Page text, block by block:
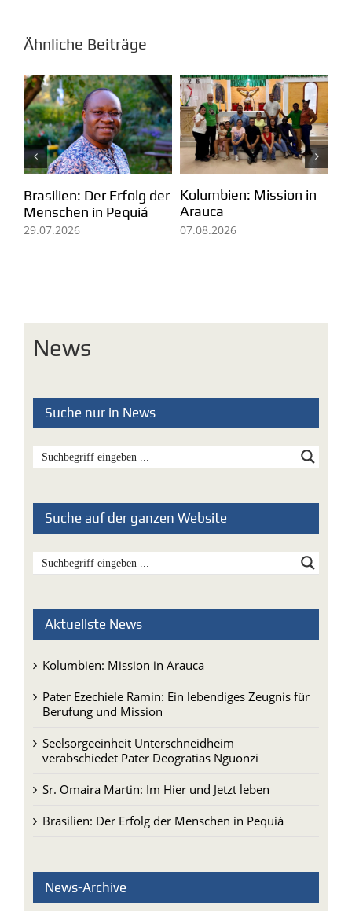
Ähnliche Beiträge
Brasilien: Der Erfolg der
Menschen in Pequiá
29.07.2026
Kolumbien: Mission in
Arauca
07.08.2026
News
Suche nur in News
Suche auf der ganzen Website
Aktuellste News
Kolumbien: Mission in Arauca
Pater Ezechiele Ramin: Ein lebendiges Zeugnis für
Berufung und Mission
Seelsorgeeinheit Unterschneidheim
verabschiedet Pater Deogratias Nguonzi
Sr. Omaira Martin: Im Hier und Jetzt leben
Brasilien: Der Erfolg der Menschen in Pequiá
News-Archive